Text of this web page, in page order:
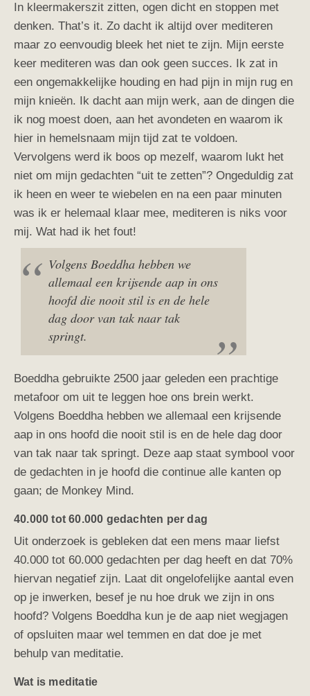
In kleermakerszit zitten, ogen dicht en stoppen met
denken. That’s it. Zo dacht ik altijd over mediteren
maar zo eenvoudig bleek het niet te zijn. Mijn eerste
keer mediteren was dan ook geen succes. Ik zat in
een ongemakkelijke houding en had pijn in mijn rug en
mijn knieën. Ik dacht aan mijn werk, aan de dingen die
ik nog moest doen, aan het avondeten en waarom ik
hier in hemelsnaam mijn tijd zat te voldoen.
Vervolgens werd ik boos op mezelf, waarom lukt het
niet om mijn gedachten “uit te zetten”? Ongeduldig zat
ik heen en weer te wiebelen en na een paar minuten
was ik er helemaal klaar mee, mediteren is niks voor
mij. Wat had ik het fout!
Volgens Boeddha hebben we
allemaal een krijsende aap in ons
hoofd die nooit stil is en de hele
dag door van tak naar tak
springt.
Boeddha gebruikte 2500 jaar geleden een prachtige
metafoor om uit te leggen hoe ons brein werkt.
Volgens Boeddha hebben we allemaal een krijsende
aap in ons hoofd die nooit stil is en de hele dag door
van tak naar tak springt. Deze aap staat symbool voor
de gedachten in je hoofd die continue alle kanten op
gaan; de Monkey Mind.
40.000 tot 60.000 gedachten per dag
Uit onderzoek is gebleken dat een mens maar liefst
40.000 tot 60.000 gedachten per dag heeft en dat 70%
hiervan negatief zijn. Laat dit ongelofelijke aantal even
op je inwerken, besef je nu hoe druk we zijn in ons
hoofd? Volgens Boeddha kun je de aap niet wegjagen
of opsluiten maar wel temmen en dat doe je met
behulp van meditatie.
Wat is meditatie